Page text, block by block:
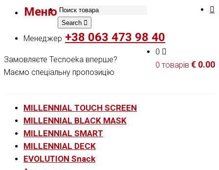
Меню
Search
Менеджер +38 063 473 98 40
0
0 товарів € 0.00
Замовляєте Tecnoeka вперше?
Маємо спеціальну пропозицію
MILLENNIAL TOUCH SCREEN
MILLENNIAL BLACK MASK
MILLENNIAL SMART
MILLENNIAL DECK
EVOLUTION Snack